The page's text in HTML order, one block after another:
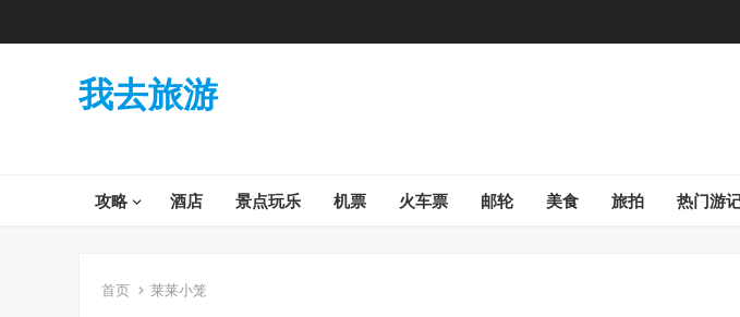
我去旅游
攻略 酒店 景点玩乐 机票 火车票 邮轮 美食 旅拍 热门游
首页 莱莱小笼